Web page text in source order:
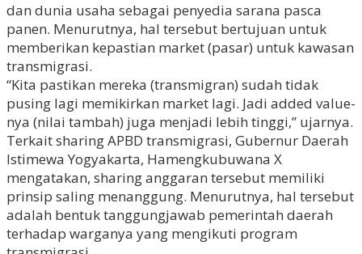
dan dunia usaha sebagai penyedia sarana pasca
panen. Menurutnya, hal tersebut bertujuan untuk
memberikan kepastian market (pasar) untuk kawasan
transmigrasi.
“Kita pastikan mereka (transmigran) sudah tidak
pusing lagi memikirkan market lagi. Jadi added value-
nya (nilai tambah) juga menjadi lebih tinggi,” ujarnya.
Terkait sharing APBD transmigrasi, Gubernur Daerah
Istimewa Yogyakarta, Hamengkubuwana X
mengatakan, sharing anggaran tersebut memiliki
prinsip saling menanggung. Menurutnya, hal tersebut
adalah bentuk tanggungjawab pemerintah daerah
terhadap warganya yang mengikuti program